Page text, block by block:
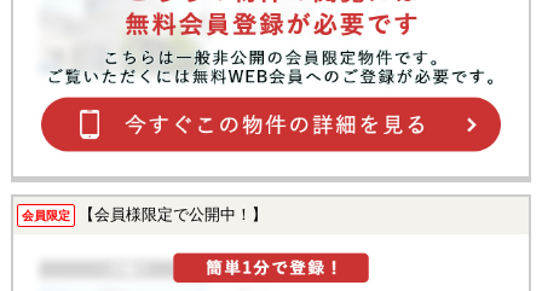
会員限定 【会員様限定で公開中！】